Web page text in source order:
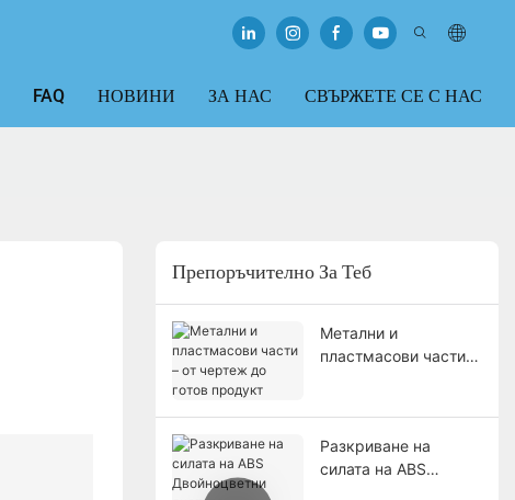
FAQ НОВИНИ ЗА НАС СВЪРЖЕТЕ СЕ С НАС
Препоръчително За Теб
Метални и
пластмасови части –
Разкриване на
силата на ABS